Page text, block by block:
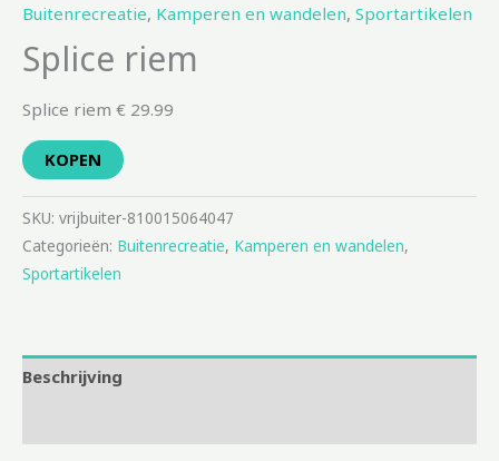
Buitenrecreatie, Kamperen en wandelen, Sportartikelen
Splice riem
Splice riem € 29.99
KOPEN
SKU: vrijbuiter-810015064047
Categorieën: Buitenrecreatie, Kamperen en wandelen,
Sportartikelen
Beschrijving